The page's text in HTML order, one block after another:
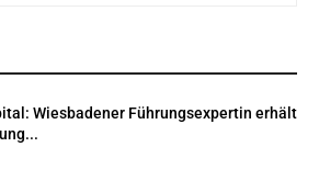
Wiesbadener Führungsexpertin erhält